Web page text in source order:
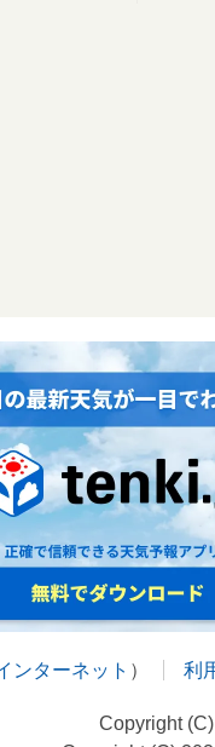
ンターネット ） 利
Copyright